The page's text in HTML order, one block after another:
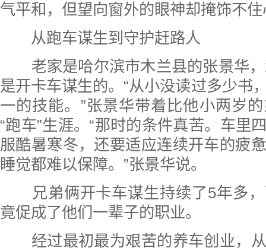
气平和，但望向窗外的眼神却掩饰不
从跑车谋生到守护赶路人
老家是哈尔滨市木兰县的张景华，
是开卡车谋生的。“从小没读过多少书
一的技能。”张景华带着比他小两岁
“跑车”生涯。“那时的条件真苦。车里
服酷暑寒冬，还要适应连续开车的疲
睡觉都难以保障。”张景华说。
兄弟俩开卡车谋生持续了5年多，
竟促成了他们一辈子的职业。
经过最初最为艰苦的养车创业，从